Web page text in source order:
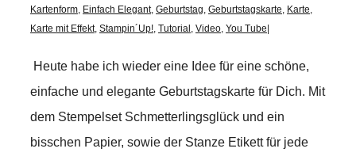
Kartenform, Einfach Elegant, Geburtstag, Geburtstagskarte, Karte,
Karte mit Effekt, Stampin´Up!, Tutorial , Video, You Tube
Heute habe ich wieder eine Idee für eine schöne,
einfache und elegante Geburtstagskarte für Dich. Mit
dem Stempelset Schmetterlingsglück und ein
bisschen Papier, sowie der Stanze Etikett für jede